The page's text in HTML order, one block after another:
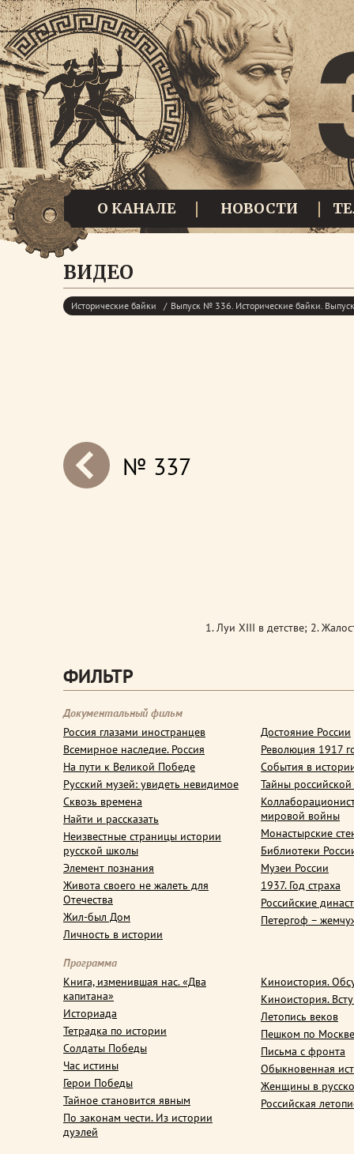
О КАНАЛЕ НОВОСТИ
ВИДЕО
Исторические байки Выпуск № 336. Исторические байки.
next№ 337
1. Луи XIII в детстве; 2.
ФИЛЬТР
Документальный фильм
Россия глазами иностранцев
Всемирное наследие. Россия
На пути к Великой Победе
Русский музей: увидеть невидимое
Сквозь времена
Найти и рассказать
Неизвестные страницы истории
русской школы
Элемент познания
Живота своего не жалеть для
Отечества
Жил-был Дом
Личность в истории
Достояние России
Революция 1917
События в
Тайны
мировой войны
Монастырские
Библиотеки
Музеи России
1937. Год страха
Российские
Петергоф –
Программа
Книга, изменившая нас. «Два
капитана»
Историада
Тетрадка по истории
Солдаты Победы
Час истины
Герои Победы
Тайное становится явным
По законам чести. Из истории
дуэлей
Киноистория.
Киноистория.
Летопись веков
Пешком по Москве
Письма с фронта
Обыкновенная
Женщины в
Российская